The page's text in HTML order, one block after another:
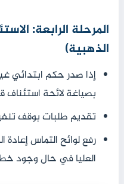
المرحلة الرابعة:
الذهبية)
إذا صدر حكم ابتدائي
بصياغة لائحة استئناف
تقديم طلبات بوقف
رفع لوائح التماس إعادة
العليا في حال وجود